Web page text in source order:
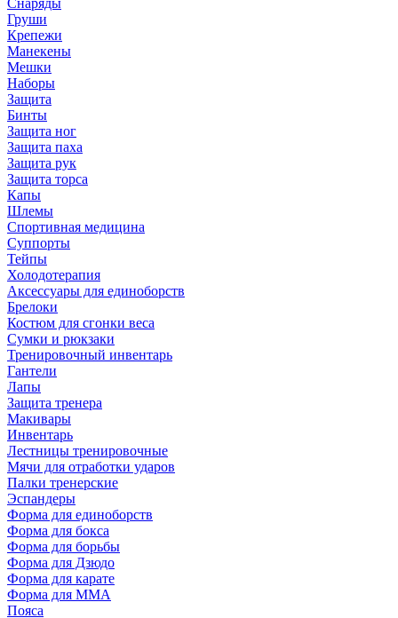
Снаряды
Груши
Крепежи
Манекены
Мешки
Наборы
Защита
Бинты
Защита ног
Защита паха
Защита рук
Защита торса
Капы
Шлемы
Спортивная медицина
Суппорты
Тейпы
Холодотерапия
Аксессуары для единоборств
Брелоки
Костюм для сгонки веса
Сумки и рюкзаки
Тренировочный инвентарь
Гантели
Лапы
Защита тренера
Макивары
Инвентарь
Лестницы тренировочные
Мячи для отработки ударов
Палки тренерские
Эспандеры
Форма для единоборств
Форма для бокса
Форма для борьбы
Форма для Дзюдо
Форма для карате
Форма для MMA
Пояса